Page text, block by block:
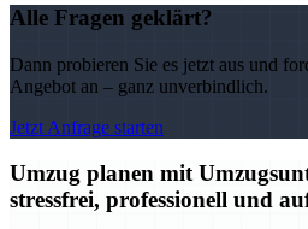
Alle Fragen geklärt?
Dann probieren Sie es jetzt aus und
Angebot an – ganz unverbindlich.
Jetzt Anfrage starten
Umzug planen mit
stressfrei, professionell und